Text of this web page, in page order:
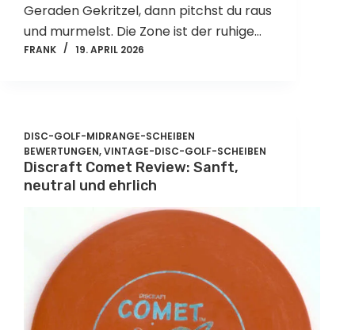
Geraden Gekritzel, dann pitchst du raus
und murmelst. Die Zone ist der ruhige…
FRANK 19. APRIL 2026
DISC-GOLF-MIDRANGE-SCHEIBEN
BEWERTUNGEN,VINTAGE-DISC-GOLF-SCHEIBEN
Discraft Comet Review: Sanft,
neutral und ehrlich